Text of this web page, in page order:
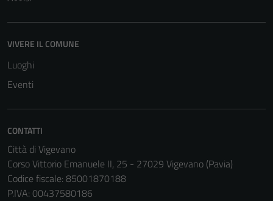
VIVERE IL COMUNE
Luoghi
Eventi
CONTATTI
Città di Vigevano
Corso Vittorio Emanuele II, 25 - 27029 Vigevano (Pavia)
Codice fiscale: 85001870188
P.IVA: 00437580186